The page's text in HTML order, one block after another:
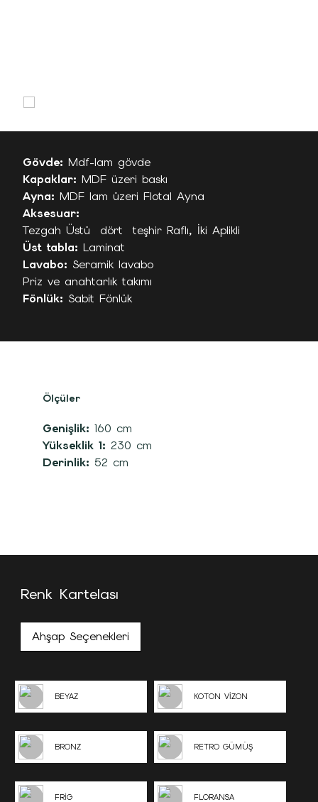
Gövde: Mdf-lam gövde
Kapaklar: MDF üzeri baskı
Ayna: MDF lam üzeri Flotal Ayna
Aksesuar:
Tezgah Üstü dört teşhir Raflı, İki Aplikli
Üst tabla: Laminat
Lavabo: Seramik lavabo
Priz ve anahtarlık takımı
Fönlük: Sabit Fönlük
Ölçüler
Genişlik: 160 cm
Yükseklik 1: 230 cm
Derinlik: 52 cm
Renk Kartelası
Ahşap Seçenekleri
BEYAZ KOTON VİZON
BRONZ RETRO GÜMÜŞ
FRİG FLORANSA